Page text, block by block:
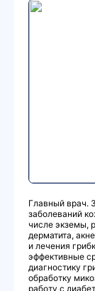
Главный врач.
заболеваний
числе экземы,
дерматита,
и лечения
эффективные
диагностику
обработку
работу с